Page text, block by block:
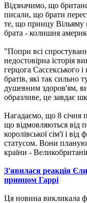
Відзначимо, що
писали, що брати
те, що принцу Вільяму
брата - колишня
"Попри всі
недостовірна історія
герцога Сассекського
братів, які так сильно
душевним здоров'ям,
образливе, це завдає
Нагадаємо, що 8 січня
що відмовляються від
королівської сім'ї і
статусом. Вони
країни -
З'явилася реакція
принцом Гаррі
Ця новина викликала